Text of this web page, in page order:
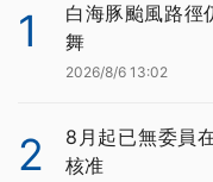
1
白海豚颱風路徑
舞
2026/8/6 13:02
2
8月起已無委員
核准